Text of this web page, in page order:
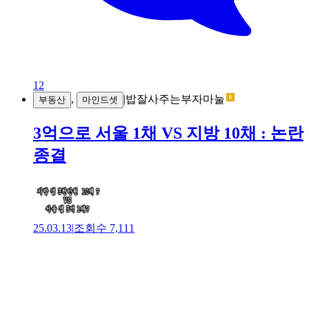
12
부동산 , 마인드셋 |밥잘사주는부자마눌
3억으로 서울 1채 VS 지방 10채 : 논란
종결
25.03.13|조회수 7,111